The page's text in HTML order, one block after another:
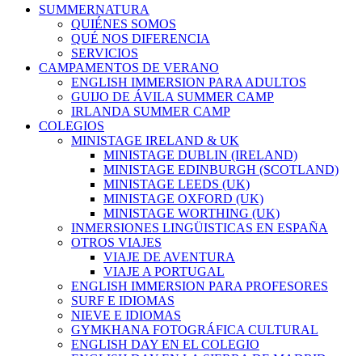
Close
SUMMERNATURA
QUIÉNES SOMOS
QUÉ NOS DIFERENCIA
SERVICIOS
CAMPAMENTOS DE VERANO
ENGLISH IMMERSION PARA ADULTOS
GUIJO DE ÁVILA SUMMER CAMP
IRLANDA SUMMER CAMP
COLEGIOS
MINISTAGE IRELAND & UK
MINISTAGE DUBLIN (IRELAND)
MINISTAGE EDINBURGH (SCOTLAND)
MINISTAGE LEEDS (UK)
MINISTAGE OXFORD (UK)
MINISTAGE WORTHING (UK)
INMERSIONES LINGÜISTICAS EN ESPAÑA
OTROS VIAJES
VIAJE DE AVENTURA
VIAJE A PORTUGAL
ENGLISH IMMERSION PARA PROFESORES
SURF E IDIOMAS
NIEVE E IDIOMAS
GYMKHANA FOTOGRÁFICA CULTURAL
ENGLISH DAY EN EL COLEGIO